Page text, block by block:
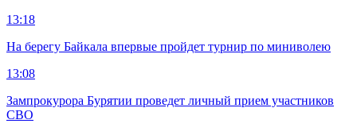
13:18
На берегу Байкала впервые пройдет турнир по миниволею
13:08
Зампрокурора Бурятии проведет личный прием участников
СВО